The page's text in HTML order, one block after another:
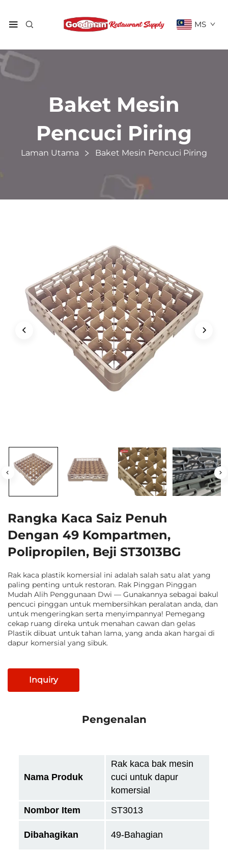
MS
Baket Mesin
Pencuci Piring
Laman Utama Baket Mesin Pencuci Piring
Rangka Kaca Saiz Penuh
Dengan 49 Kompartmen,
Polipropilen, Beji ST3013BG
Rak kaca plastik komersial ini adalah salah satu alat yang
paling penting untuk restoran. Rak Pinggan Pinggan
Mudah Alih Penggunaan Dwi — Gunakannya sebagai bakul
pencuci pinggan untuk membersihkan peralatan anda, dan
untuk mengeringkan serta menyimpannya! Pemegang
cekap ruang direka untuk menahan cawan dan gelas
Plastik dibuat untuk tahan lama, yang anda akan hargai di
dapur komersial yang sibuk.
Inquiry
Pengenalan
Nama Produk
Rak kaca bak mesin
cuci untuk dapur
komersial
Nombor Item
ST3013
Dibahagikan 49-Bahagian